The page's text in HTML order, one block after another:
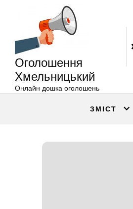
Оголошення
Хмельницький
Онлайн дошка оголошень
ЗМІСТ